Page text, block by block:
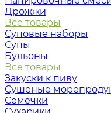
Дрожжи
Все товары
Суповые наборы
Супы
Бульоны
Все товары
Закуски к пиву
Сушеные
Семечки